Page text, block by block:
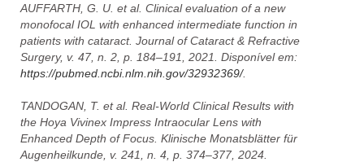
AUFFARTH, G. U. et al. Clinical evaluation of a new
monofocal IOL with enhanced intermediate function in
patients with cataract. Journal of Cataract & Refractive
Surgery, v. 47, n. 2, p. 184–191, 2021. Disponível em:
https://pubmed.ncbi.nlm.nih.gov/32932369/.
TANDOGAN, T. et al. Real-World Clinical Results with
the Hoya Vivinex Impress Intraocular Lens with
Enhanced Depth of Focus. Klinische Monatsblätter für
Augenheilkunde , v. 241, n. 4, p. 374–377, 2024.